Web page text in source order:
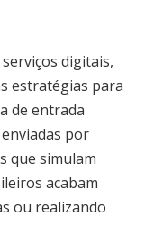
digitais,
estratégias para
de entrada
por
que simulam
acabam
ou realizando